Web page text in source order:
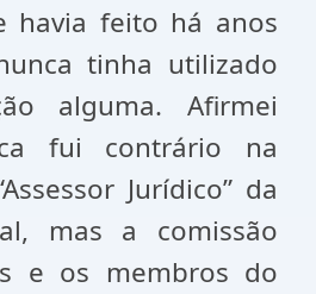
havia feito há anos
tinha utilizado
alguma. Afirmei
fui contrário na
Jurídico” da
mas a comissão
e os membros do